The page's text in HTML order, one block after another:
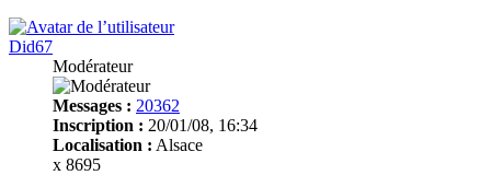
Did67
Modérateur
Messages : 20362
Inscription : 20/01/08, 16:34
Localisation : Alsace
x 8695